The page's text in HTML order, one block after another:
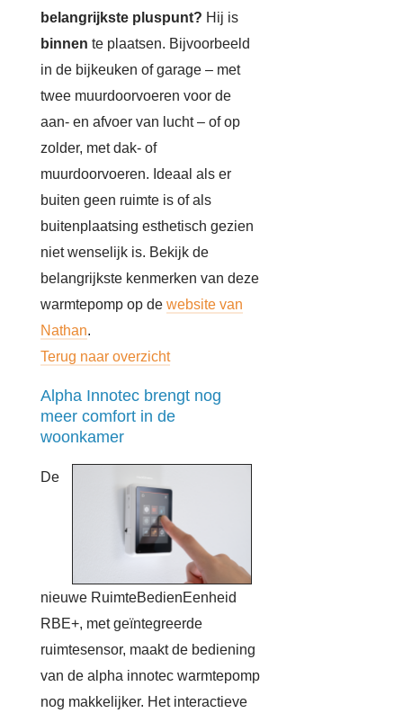
belangrijkste pluspunt? Hij is
binnen te plaatsen. Bijvoorbeeld
in de bijkeuken of garage – met
twee muurdoorvoeren voor de
aan- en afvoer van lucht – of op
zolder, met dak- of
muurdoorvoeren. Ideaal als er
buiten geen ruimte is of als
buitenplaatsing esthetisch gezien
niet wenselijk is. Bekijk de
belangrijkste kenmerken van deze
warmtepomp op de website van
Nathan.
Terug naar overzicht
Alpha Innotec brengt nog
meer comfort in de
woonkamer
De
nieuwe RuimteBedienEenheid
RBE+, met geïntegreerde
ruimtesensor, maakt de bediening
van de alpha innotec warmtepomp
nog makkelijker. Het interactieve